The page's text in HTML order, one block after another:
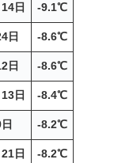
日 -9.1℃
日 -8.6℃
日 -8.6℃
日 -8.4℃
-8.2℃
日 -8.2℃